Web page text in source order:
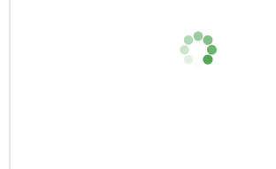
«Загорать» на пляже можно было